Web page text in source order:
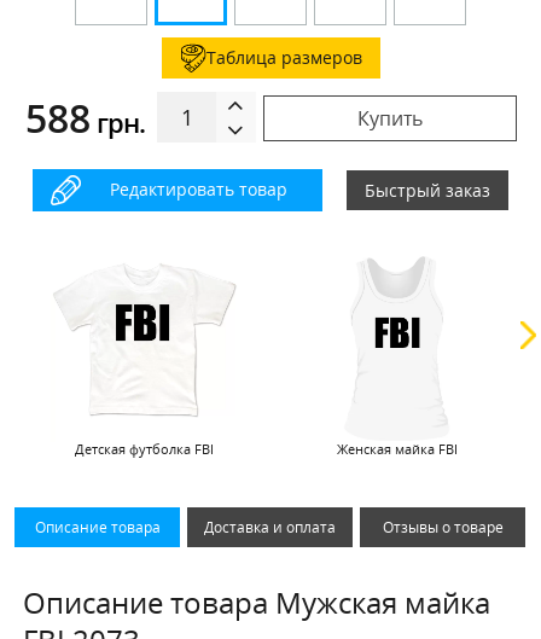
Таблица размеров
588 грн. Купить
Редактировать товар Быстрый заказ
Детская футболка FBI Женская майка FBI
Описание товара Доставка и оплата Отзывы о товаре
Описание товара Мужская майка